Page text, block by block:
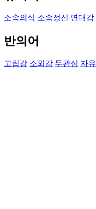
소속의식 소속정신 연대감
반의어
고립감 소외감 무관심 자유